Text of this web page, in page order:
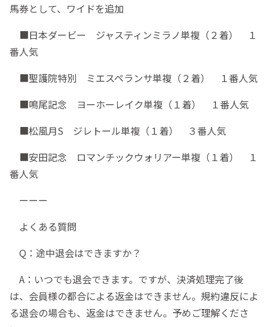
馬券として、ワイドを追加
■日本ダービー ジャスティンミラノ単複（２着） １
番人気
■聖護院特別 ミエスペランサ単複（２着） １番人気
■鳴尾記念 ヨーホーレイク単複（１着） １番人気
■松風月S ジレトール単複（１着） ３番人気
■安田記念 ロマンチックウォリアー単複（１着） １
番人気
ーーー
よくある質問
Q：途中退会はできますか？
A：いつでも退会できます。ですが、決済処理完了後
は、会員様の都合による返金はできません。規約違反によ
る退会の場合も、返金はできません。予めご理解くださ